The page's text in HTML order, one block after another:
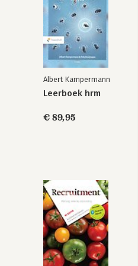
personeelsbestand
personeelsbestand
van het
informatievoorziening
van personeel
HR-beleid
naar een HR-beleid
Albert Kampermann
Leerboek hrm
€ 89,95